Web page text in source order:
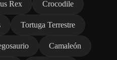
Rex Crocodile
Tortuga Terrestre
Camaleón